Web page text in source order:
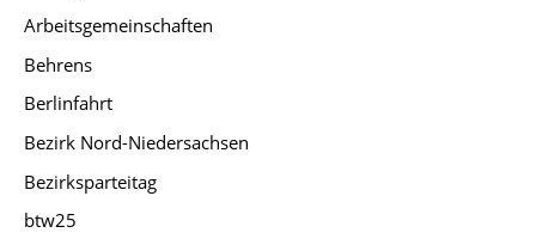
Arbeitsgemeinschaften
Behrens
Berlinfahrt
Bezirk Nord-Niedersachsen
Bezirksparteitag
btw25